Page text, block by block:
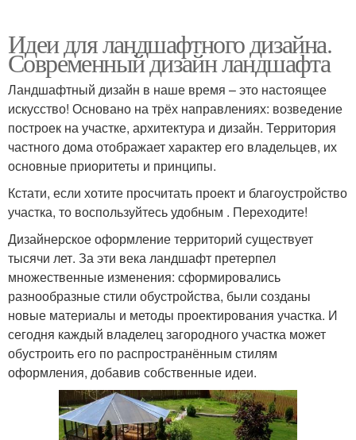
Идеи для ландшафтного дизайна.
Современный дизайн ландшафта
Ландшафтный дизайн в наше время – это настоящее
искусство! Основано на трёх направлениях: возведение
построек на участке, архитектура и дизайн. Территория
частного дома отображает характер его владельцев, их
основные приоритеты и принципы.
Кстати, если хотите просчитать проект и благоустройство
участка, то воспользуйтесь удобным . Переходите!
Дизайнерское оформление территорий существует
тысячи лет. За эти века ландшафт претерпел
множественные изменения: сформировались
разнообразные стили обустройства, были созданы
новые материалы и методы проектирования участка. И
сегодня каждый владелец загородного участка может
обустроить его по распространённым стилям
оформления, добавив собственные идеи.